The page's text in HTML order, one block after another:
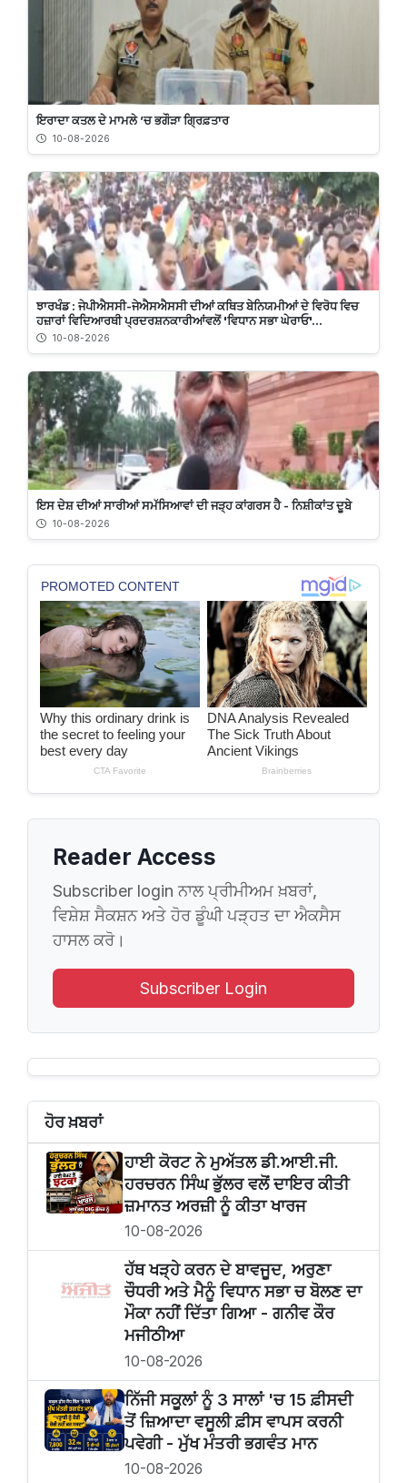
ਇਰਾਦਾ ਕਤਲ ਦੇ ਮਾਮਲੇ ’ਚ ਭਗੌੜਾ ਗ੍ਰਿਫ਼ਤਾਰ
10-08-2026
ਝਾਰਖੰਡ : ਜੇਪੀਐਸਸੀ-ਜੇਐਸਐਸਸੀ ਦੀਆਂ ਕਥਿਤ ਬੇਨਿਯਮੀਆਂ ਦੇ ਵਿਰੋਧ ਵਿਚ
ਹਜ਼ਾਰਾਂ ਵਿਦਿਆਰਥੀ ਪ੍ਰਦਰਸ਼ਨਕਾਰੀਆਂਵਲੋਂ 'ਵਿਧਾਨ ਸਭਾ ਘੇਰਾਓ'...
10-08-2026
ਇਸ ਦੇਸ਼ ਦੀਆਂ ਸਾਰੀਆਂ ਸਮੱਸਿਆਵਾਂ ਦੀ ਜੜ੍ਹ ਕਾਂਗਰਸ ਹੈ - ਨਿਸ਼ੀਕਾਂਤ ਦੂਬੇ
10-08-2026
Reader Access
Subscriber login ਨਾਲ ਪ੍ਰੀਮੀਅਮ ਖ਼ਬਰਾਂ,
ਵਿਸ਼ੇਸ਼ ਸੈਕਸ਼ਨ ਅਤੇ ਹੋਰ ਡੂੰਘੀ ਪੜ੍ਹਤ ਦਾ ਐਕਸੈਸ
ਹਾਸਲ ਕਰੋ।
Subscriber Login
ਹੋਰ ਖ਼ਬਰਾਂ
ਹਾਈ ਕੋਰਟ ਨੇ ਮੁਅੱਤਲ ਡੀ.ਆਈ.ਜੀ.
ਹਰਚਰਨ ਸਿੰਘ ਭੁੱਲਰ ਵਲੋਂ ਦਾਇਰ ਕੀਤੀ
ਜ਼ਮਾਨਤ ਅਰਜ਼ੀ ਨੂੰ ਕੀਤਾ ਖਾਰਜ
10-08-2026
ਹੱਥ ਖੜ੍ਹੇ ਕਰਨ ਦੇ ਬਾਵਜੂਦ, ਅਰੁਣਾ
ਚੌਧਰੀ ਅਤੇ ਮੈਨੂੰ ਵਿਧਾਨ ਸਭਾ ਚ ਬੋਲਣ ਦਾ
ਮੌਕਾ ਨਹੀਂ ਦਿੱਤਾ ਗਿਆ - ਗਨੀਵ ਕੌਰ
ਮਜੀਠੀਆ
10-08-2026
ਨਿੱਜੀ ਸਕੂਲਾਂ ਨੂੰ 3 ਸਾਲਾਂ 'ਚ 15 ਫ਼ੀਸਦੀ
ਤੋਂ ਜ਼ਿਆਦਾ ਵਸੂਲੀ ਫ਼ੀਸ ਵਾਪਸ ਕਰਨੀ
ਪਵੇਗੀ - ਮੁੱਖ ਮੰਤਰੀ ਭਗਵੰਤ ਮਾਨ
10-08-2026